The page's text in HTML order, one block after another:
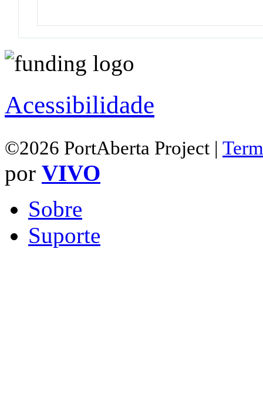
Acessibilidade
©2026 PortAberta Project |
por VIVO
Sobre
Suporte